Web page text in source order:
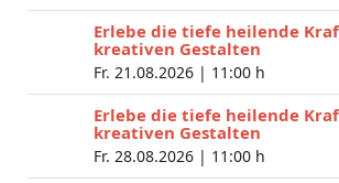
Erlebe die tiefe heilende
kreativen Gestalten
Fr. 21.08.2026 | 11:00 h
Erlebe die tiefe heilende
kreativen Gestalten
Fr. 28.08.2026 | 11:00 h